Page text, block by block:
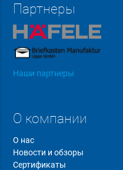
Партнеры
Наши партнеры
О компании
О нас
Новости и обзоры
Сертификаты